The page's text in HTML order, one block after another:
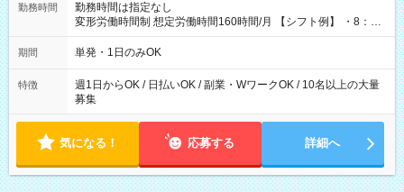
勤務時間
勤務時間は指定なし
変形労働時間制 想定労働時間160時間/月 【シフト例】 ・8：00
～21：00
期間 単発・1日のみOK
特徴
週1日からOK / 日払いOK / 副業・WワークOK / 10名以上の大量
募集
気になる！ 応募する 詳細へ